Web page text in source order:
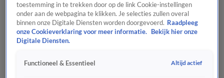
toestemming in te trekken door op de link Cookie-instellingen
onder aan de webpagina te klikken. Je selecties zullen overal
binnen onze Digitale Diensten worden doorgevoerd. Raadpleeg
onze Cookieverklaring voor meer informatie.
Bekijk hier onze
Digitale Diensten.
Functioneel & Essentieel Altijd actief